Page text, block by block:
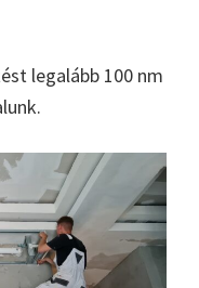
legalább 100 nm